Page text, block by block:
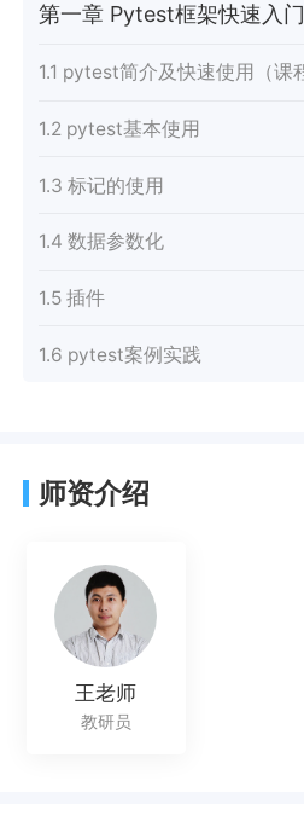
第一章 Pytest框架快速入门
1.2 pytest基本使用
1.3 标记的使用
1.4 数据参数化
1.5 插件
1.6 pytest案例实践
师资介绍
王老师
教研员